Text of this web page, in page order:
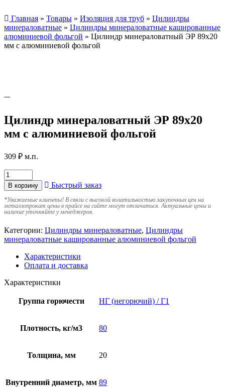
Главная » Товары » Изоляция для труб » Цилиндры
минераловатные » Цилиндры минераловатные кашированные
алюминиевой фольгой » Цилиндр минераловатный ЭР 89х20
мм с алюминиевой фольгой
Цилиндр минераловатный ЭР 89х20
мм с алюминиевой фольгой
309 ₽ м.п.
В корзину Быстрый заказ
*Уважаемые клиенты! В связи с высокой волатильностью закупочных цен на
металлопрокат цены в прайсе на сайте могут отличаться. Актуальные цены и
наличие уточняйте у менеджеров.
Категории: Цилиндры минераловатные, Цилиндры
минераловатные кашированные алюминиевой фольгой
Характеристики
Оплата и доставка
Характеристики
Группа горючести НГ (негорючий) / Г1
Плотность, кг/м3 80
Толщина, мм 20
Внутренний диаметр, мм 89